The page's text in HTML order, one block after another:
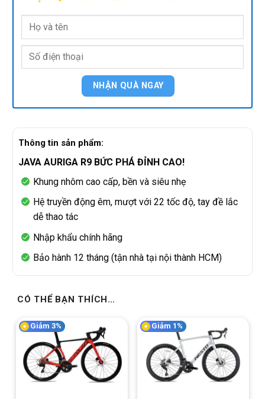
Thông tin sản phẩm:
JAVA AURIGA R9 BỨC PHÁ ĐỈNH CAO!
Khung nhôm caocấp, bền và siêunhẹ
Hệ truyền động êm, mượt với 22 tốc độ, tay đề lắc
dễ thao tác
Nhập khẩu chính hãng
Bảo hành12 tháng(tận nhàtại nội thànhHCM)
CÓ THỂ BẠN THÍCH…
Giảm 3% Giảm 1%